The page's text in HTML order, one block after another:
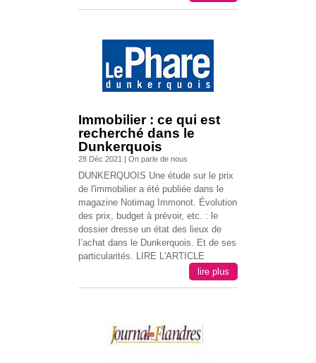
Immobilier : ce qui est
recherché dans le
Dunkerquois
28 Déc 2021 On parle de nous
DUNKERQUOIS Une étude sur le prix
de l'immobilier a été publiée dans le
magazine Notimag Immonot. Évolution
des prix, budget à prévoir, etc. : le
dossier dresse un état des lieux de
l’achat dans le Dunkerquois. Et de ses
particularités. LIRE L'ARTICLE
lire plus